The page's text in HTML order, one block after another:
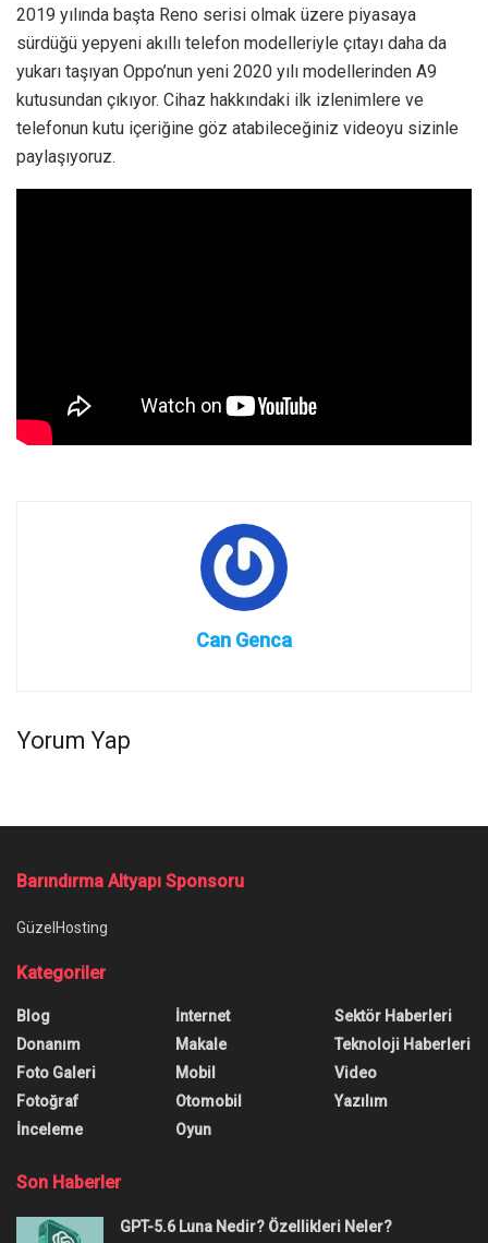
2019 yılında başta Reno serisi olmak üzere piyasaya
sürdüğü yepyeni akıllı telefon modelleriyle çıtayı daha da
yukarı taşıyan Oppo’nun yeni 2020 yılı modellerinden A9
kutusundan çıkıyor. Cihaz hakkındaki ilk izlenimlere ve
telefonun kutu içeriğine göz atabileceğiniz videoyu sizinle
paylaşıyoruz.
Can Genca
Yorum Yap
Barındırma Altyapı Sponsoru
GüzelHosting
Kategoriler
Blog
Donanım
Foto Galeri
Fotoğraf
İnceleme
İnternet
Makale
Mobil
Otomobil
Oyun
Sektör Haberleri
Teknoloji Haberleri
Video
Yazılım
Son Haberler
GPT-5.6 Luna Nedir? Özellikleri Neler?